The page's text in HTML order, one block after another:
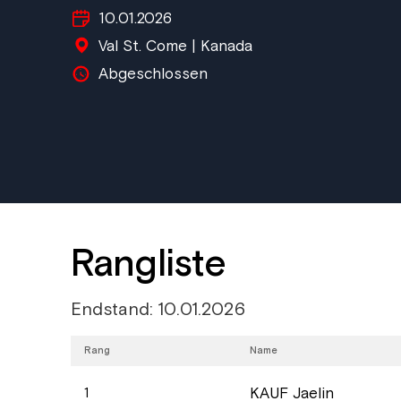
10.01.2026
Val St. Come | Kanada
Abgeschlossen
Rangliste
Endstand: 10.01.2026
Rang Name
1 KAUF Jaelin